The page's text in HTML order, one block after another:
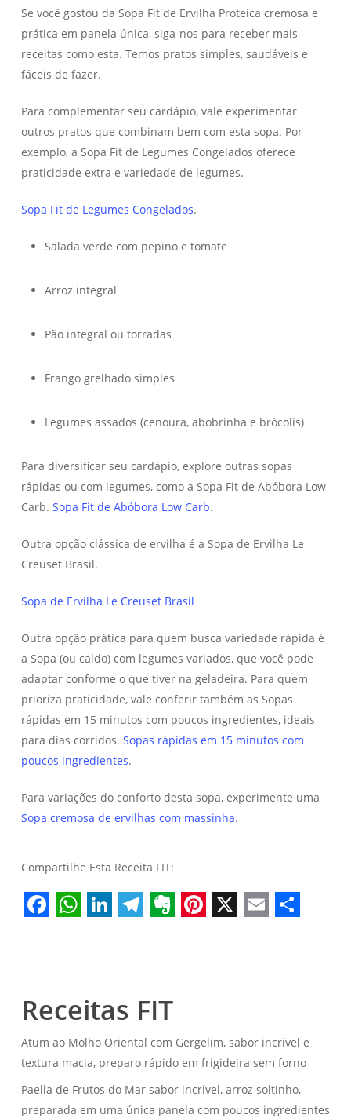
Se você gostou da Sopa Fit de Ervilha Proteica cremosa e
prática em panela única, siga-nos para receber mais
receitas como esta. Temos pratos simples, saudáveis e
fáceis de fazer.
Para complementar seu cardápio, vale experimentar
outros pratos que combinam bem com esta sopa. Por
exemplo, a Sopa Fit de Legumes Congelados oferece
praticidade extra e variedade de legumes.
Sopa Fit de Legumes Congelados.
Salada verde com pepino e tomate
Arroz integral
Pão integral ou torradas
Frango grelhado simples
Legumes assados (cenoura, abobrinha e brócolis)
Para diversificar seu cardápio, explore outras sopas
rápidas ou com legumes, como a Sopa Fit de Abóbora Low
Carb. Sopa Fit de Abóbora Low Carb.
Outra opção clássica de ervilha é a Sopa de Ervilha Le
Creuset Brasil.
Sopa de Ervilha Le Creuset Brasil
Outra opção prática para quem busca variedade rápida é
a Sopa (ou caldo) com legumes variados, que você pode
adaptar conforme o que tiver na geladeira. Para quem
prioriza praticidade, vale conferir também as Sopas
rápidas em 15 minutos com poucos ingredientes, ideais
para dias corridos. Sopas rápidas em 15 minutos com
poucos ingredientes.
Para variações do conforto desta sopa, experimente uma
Sopa cremosa de ervilhas com massinha.
Compartilhe Esta Receita FIT:
Facebook
WhatsApp
LinkedIn
Telegram
Evernote
Pinterest
X EmailShare
Receitas FIT
Atum ao Molho Oriental com Gergelim, sabor incrível e
textura macia, preparo rápido em frigideira sem forno
Paella de Frutos do Mar sabor incrível, arroz soltinho,
preparada em uma única panela com poucos ingredientes